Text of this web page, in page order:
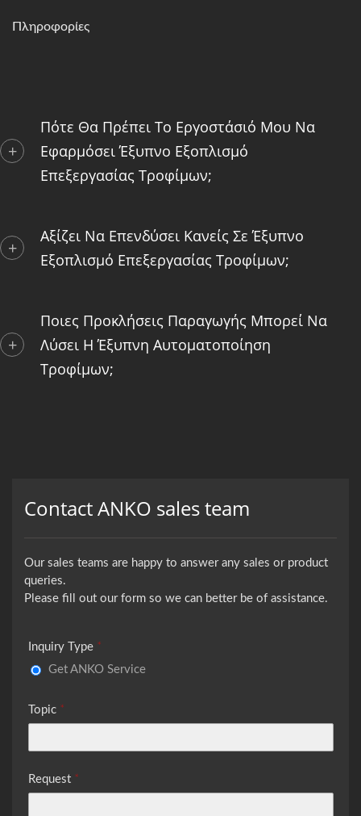
χρόνου παραγωγή.
Πληροφορίες
Πότε Θα Πρέπει Το Εργοστάσιό Μου Να
Εφαρμόσει Έξυπνο Εξοπλισμό
Επεξεργασίας Τροφίμων;
Αξίζει Να Επενδύσει Κανείς Σε Έξυπνο
Εξοπλισμό Επεξεργασίας Τροφίμων;
Ποιες Προκλήσεις Παραγωγής Μπορεί Να
Λύσει Η Έξυπνη Αυτοματοποίηση
Τροφίμων;